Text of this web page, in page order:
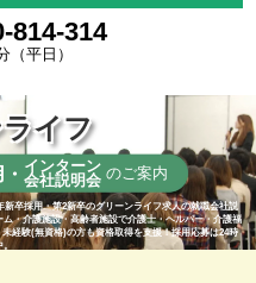
814-314
（平日）
イフ
インターン
会社説明会 のご案内
卒採用・第2新卒のグリーンライフ求人の就職会社説
・介護施設・高齢者施設で介護士・ヘルパー・介護福
経験(無資格)の方も資格取得を支援！採用応募は24時